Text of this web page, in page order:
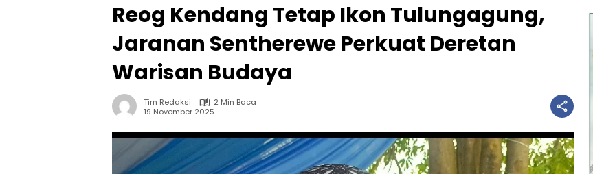
Reog Kendang Tetap Ikon Tulungagung,
Jaranan Sentherewe Perkuat Deretan
Warisan Budaya
Tim Redaksi
2 Min Baca
19 November 2025